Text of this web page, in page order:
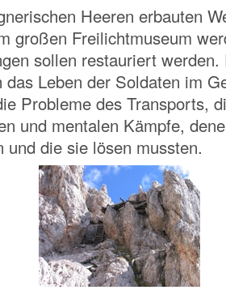
Heeren erbauten
großen Freilichtmuseum
sollen restauriert werden.
das Leben der Soldaten im
Probleme des Transports,
und mentalen Kämpfe,
und die sie lösen mussten.